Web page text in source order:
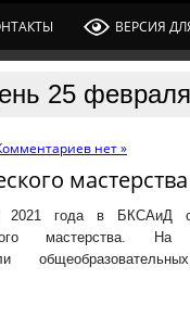
ВЕРСИЯ
25
нет »
мастерства
2021 года в БКСАиД
мастерства. На